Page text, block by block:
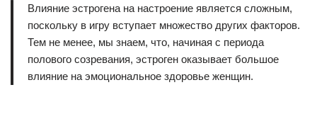
Влияние эстрогена на настроение является сложным,
поскольку в игру вступает множество других факторов.
Тем не менее, мы знаем, что, начиная с периода
полового созревания, эстроген оказывает большое
влияние на эмоциональное здоровье женщин.